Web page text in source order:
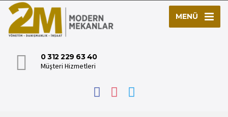
MENÜ
0 312 229 63 40
Müşteri Hizmetleri